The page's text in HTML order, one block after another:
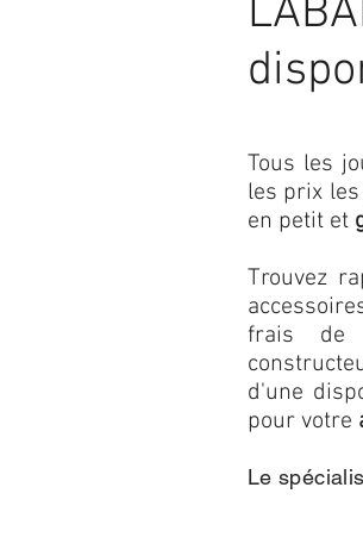
Tous les
les prix
en petit et
Trouvez
frais de
d'une
pour votre
Le